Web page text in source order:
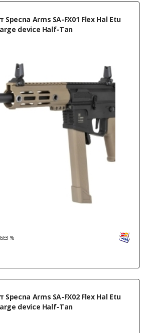
Specna Arms SA-FX01 Flex Hal Etu
device Half-Tan
%
Specna Arms SA-FX02 Flex Hal Etu
device Half-Tan